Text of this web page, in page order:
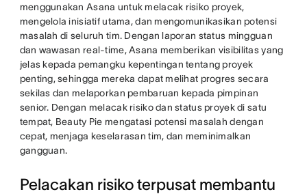
menggunakan Asana untuk melacak risiko proyek,
mengelola inisiatif utama, dan mengomunikasikan potensi
masalah di seluruh tim. Dengan laporan status mingguan
dan wawasan real-time, Asana memberikan visibilitas yang
jelas kepada pemangku kepentingan tentang proyek
penting, sehingga mereka dapat melihat progres secara
sekilas dan melaporkan pembaruan kepada pimpinan
senior. Dengan melacak risiko dan status proyek di satu
tempat, Beauty Pie mengatasi potensi masalah dengan
cepat, menjaga keselarasan tim, dan meminimalkan
gangguan.
Pelacakan risiko terpusat membantu